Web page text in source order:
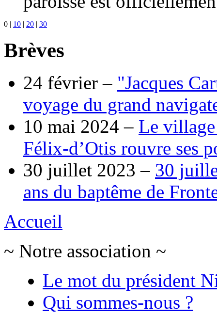
0 | 10 | 20 | 30
Brèves
24 février – "Jacques
voyage du grand
10 mai 2024 – Le
Félix-d’Otis rouvre ses
30 juillet 2023 – 30
ans du baptême de
Accueil
~ Notre association ~
Le mot du président
Qui sommes-nous ?